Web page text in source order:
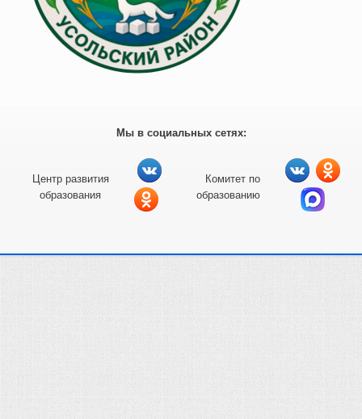
Мы в социальных сетях:
Центр развития
образования
Комитет по
образованию